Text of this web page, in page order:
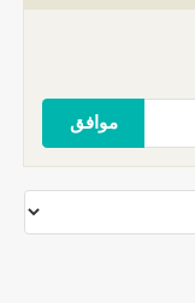
موافق